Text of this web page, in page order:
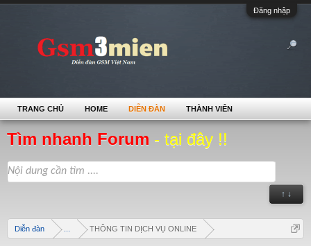
Đăng nhập
Tìm nhanh Forum - tại đây !!
↑ ↓
Diễn đàn THÔNG TIN DỊCH VỤ ONLINE
TRANG CHỦ HOME DIỄN ĐÀN THÀNH VIÊN